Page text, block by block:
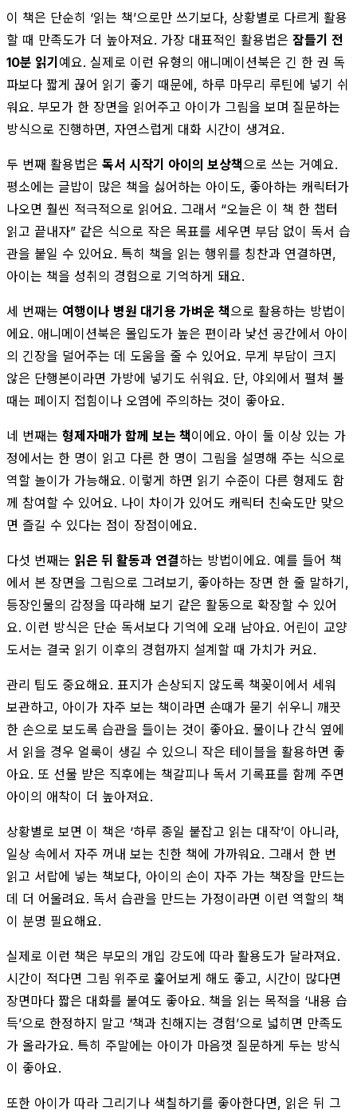
이 책은 단순히 ‘읽는 책’으로만 쓰기보다, 상황별로 다르게 활용
할 때 만족도가 더 높아져요. 가장 대표적인 활용법은 잠들기 전
10분 읽기 예요. 실제로 이런 유형의 애니메이션북은 긴 한 권 독
파보다 짧게 끊어 읽기 좋기 때문에, 하루 마무리 루틴에 넣기 쉬
워요. 부모가 한 장면을 읽어주고 아이가 그림을 보며 질문하는
방식으로 진행하면, 자연스럽게 대화 시간이 생겨요.
두 번째 활용법은 독서 시작기 아이의 보상책으로 쓰는 거예요.
평소에는 글밥이 많은 책을 싫어하는 아이도, 좋아하는 캐릭터가
나오면 훨씬 적극적으로 읽어요. 그래서 “오늘은 이 책 한 챕터
읽고 끝내자” 같은 식으로 작은 목표를 세우면 부담 없이 독서 습
관을 붙일 수 있어요. 특히 책을 읽는 행위를 칭찬과 연결하면,
아이는 책을 성취의 경험으로 기억하게 돼요.
세 번째는 여행이나 병원 대기용 가벼운 책으로 활용하는 방법이
에요. 애니메이션북은 몰입도가 높은 편이라 낯선 공간에서 아이
의 긴장을 덜어주는 데 도움을 줄 수 있어요. 무게 부담이 크지
않은 단행본이라면 가방에 넣기도 쉬워요. 단, 야외에서 펼쳐 볼
때는 페이지 접힘이나 오염에 주의하는 것이 좋아요.
네 번째는 형제자매가 함께 보는 책이에요. 아이 둘 이상 있는 가
정에서는 한 명이 읽고 다른 한 명이 그림을 설명해 주는 식으로
역할 놀이가 가능해요. 이렇게 하면 읽기 수준이 다른 형제도 함
께 참여할 수 있어요. 나이 차이가 있어도 캐릭터 친숙도만 맞으
면 즐길 수 있다는 점이 장점이에요.
다섯 번째는 읽은 뒤 활동과 연결하는 방법이에요. 예를 들어 책
에서 본 장면을 그림으로 그려보기, 좋아하는 장면 한 줄 말하기,
등장인물의 감정을 따라해 보기 같은 활동으로 확장할 수 있어
요. 이런 방식은 단순 독서보다 기억에 오래 남아요. 어린이 교양
도서는 결국 읽기 이후의 경험까지 설계할 때 가치가 커요.
관리 팁도 중요해요. 표지가 손상되지 않도록 책꽂이에서 세워
보관하고, 아이가 자주 보는 책이라면 손때가 묻기 쉬우니 깨끗
한 손으로 보도록 습관을 들이는 것이 좋아요. 물이나 간식 옆에
서 읽을 경우 얼룩이 생길 수 있으니 작은 테이블을 활용하면 좋
아요. 또 선물 받은 직후에는 책갈피나 독서 기록표를 함께 주면
아이의 애착이 더 높아져요.
상황별로 보면 이 책은 ‘하루 종일 붙잡고 읽는 대작’이 아니라,
일상 속에서 자주 꺼내 보는 친한 책에 가까워요. 그래서 한 번
읽고 서랍에 넣는 책보다, 아이의 손이 자주 가는 책장을 만드는
데 더 어울려요. 독서 습관을 만드는 가정이라면 이런 역할의 책
이 분명 필요해요.
실제로 이런 책은 부모의 개입 강도에 따라 활용도가 달라져요.
시간이 적다면 그림 위주로 훑어보게 해도 좋고, 시간이 많다면
장면마다 짧은 대화를 붙여도 좋아요. 책을 읽는 목적을 ‘내용 습
득’으로 한정하지 말고 ‘책과 친해지는 경험’으로 넓히면 만족도
가 올라가요. 특히 주말에는 아이가 마음껏 질문하게 두는 방식
이 좋아요.
또한 아이가 따라 그리기나 색칠하기를 좋아한다면, 읽은 뒤 그